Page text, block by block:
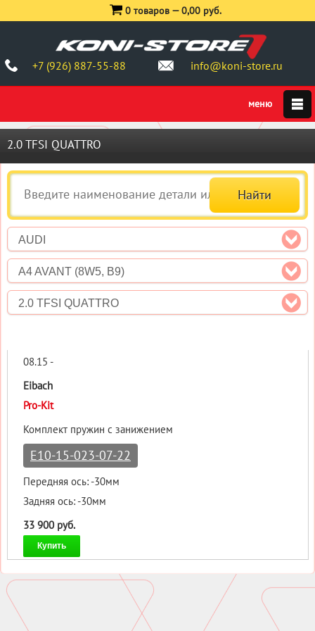
+7 (926) 887-55-88 info@koni-store.ru
0 товаров —0,00 руб.
2.0 TFSI QUATTRO
AUDI
A4 AVANT (8W5, B9)
2.0 TFSI QUATTRO
08.15 -
Eibach
Pro-Kit
Комплект пружин с занижением
E10-15-023-07-22
Передняя ось: -30мм
Задняя ось: -30мм
33 900 руб.
Купить